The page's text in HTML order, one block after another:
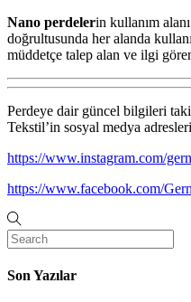
Nano perdelerin kullanım
doğrultusunda her alanda
müddetçe talep alan ve ilgi
Perdeye dair güncel bilgileri
Tekstil’in sosyal medya
https://www.instagram.com/
https://www.facebook.com/
Son Yazılar